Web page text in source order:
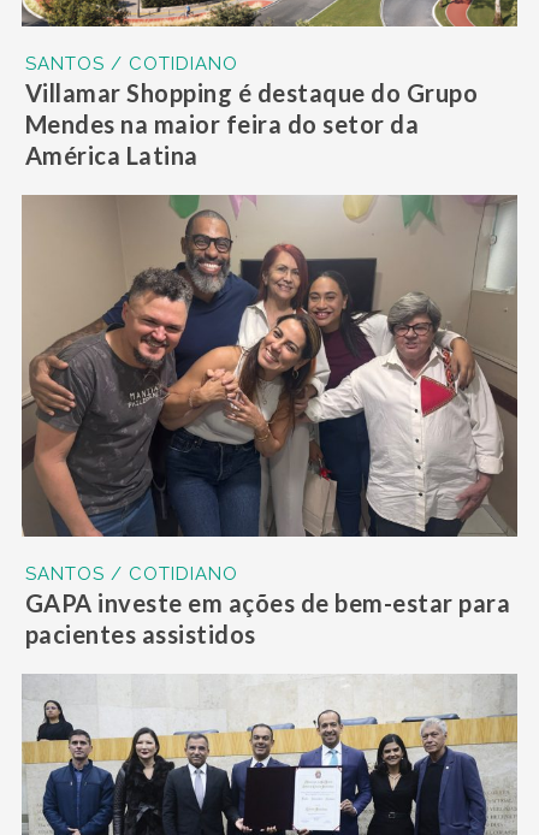
SANTOS / COTIDIANO
Villamar Shopping é destaque do Grupo
Mendes na maior feira do setor da
América Latina
SANTOS / COTIDIANO
GAPA investe em ações de bem-estar para
pacientes assistidos